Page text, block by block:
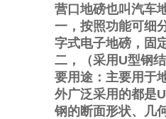
营口地磅也叫汽车
一，按照功能可细
字式电子地磅，固
二，（采用 U型钢
要用途：主要用于
外广泛采用的都是U
钢的断面形状、几